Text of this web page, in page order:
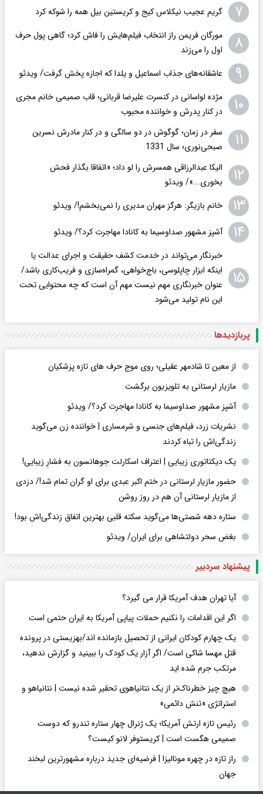
۷ گریم عجیب نیکلاس کیج و کریستین بیل همه را شوکه کرد
۸
مورگان فریمن راز انتخاب فیلم‌هایش را فاش کرد؛ گاهی پول حرف
اول را می‌زند
۹ عاشقانه‌های جذاب اسماعیل و یلدا که اجازه پخش گرفت/ ویدئو
۱۰
مژده لواسانی در کنسرت علیرضا قربانی؛ قاب صمیمی خانم مجری
در کنار پدرش و خواننده محبوب
۱۱
سفر در زمان؛ گوگوش در دو سالگی و در کنار مادرش نسرین
صبحی‌نوری؛ سال 1331
۱۲
الیکا عبدالرزاقی همسرش را لو داد؛ «اتفاقا بگذار فحش
بخوری...»/ ویدئو
۱۳ خانم بازیگر: هرگز مهران مدیری را نمی‌بخشم!/ ویدئو
۱۴ آشپز مشهور صداوسیما به کانادا مهاجرت کرد؟/ ویدئو
۱۵
خبرنگار می‌تواند در خدمت کشف حقیقت و اجرای عدالت یا
اینکه ابزار چاپلوسی، باج‌خواهی، گمراه‌سازی و فریب‌کاری باشد/
عنوان خبرنگاری مهم نیست مهم آن است که چه محتوایی تحت
این نام تولید می‌شود
پربازدید‌ها
از معین تا شادمهر عقیلی؛ روی موج حرف های تازه پزشکیان
مازیار لرستانی به تلویزیون برگشت
آشپز مشهور صداوسیما به کانادا مهاجرت کرد؟/ ویدئو
نشریات زرد، فیلم‌های جنسی و شرمساری | خواننده زن می‌گوید
زندگی‌اش را تباه کردند
یک دیکتاتوری زیبایی | اعتراف اسکارلت جوهانسون به فشارِ زیبایی!
حضور مازیار لرستانی در ختم اکبر عبدی برای او گران تمام شد!/ دزدی
از مازیار لرستانی آن هم در روز روشن
ستاره دهه شصتی‌ها می‌گوید سکته قلبی بهترین اتفاق زندگی‌اش بود!
بغض سحر دولتشاهی برای ایران/ ویدئو
پیشنهاد سردبیر
آیا تهران هدف آمریکا قرار می گیرد؟
اگر این اقدامات را نکنیم حملات پیاپی آمریکا به ایران حتمی است
یک چهارم کودکان ایرانی از تحصیل بازمانده اند/بهزیستی در پرونده
قتل مهسا شاکی است/ اگر آزار یک کودک را ببینید و گزارش ندهید،
مرتکب جرم شده اید
هیچ چیز خطرناک‌تر از یک نتانیاهوی تحقیر شده نیست | نتانیاهو و
استراتژی «تنش دائمی»
رئیس تازه ارتش آمریکا؛ یک ژنرال چهار ستاره تندرو که دوست
صمیمی هگست است | کریستوفر لانو کیست؟
راز تازه در چهره مونالیزا | فرضیه‌ای جدید درباره مشهورترین لبخند
جهان